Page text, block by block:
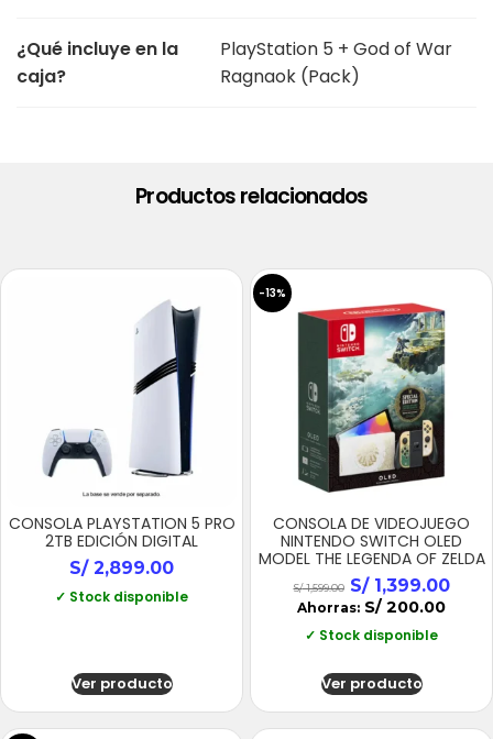
¿Qué incluye en la
caja?
PlayStation 5 + God of War
Ragnaok (Pack)
Productos relacionados
CONSOLA PLAYSTATION 5 PRO
2TB EDICIÓN DIGITAL
S/2,899.00
✓ Stock disponible
Ver producto
-13%
CONSOLA DE VIDEOJUEGO
NINTENDO SWITCH OLED
MODEL THE LEGENDA OF ZELDA
S/1,599.00 S/1,399.00
Ahorras: S/ 200.00
✓ Stock disponible
Ver producto